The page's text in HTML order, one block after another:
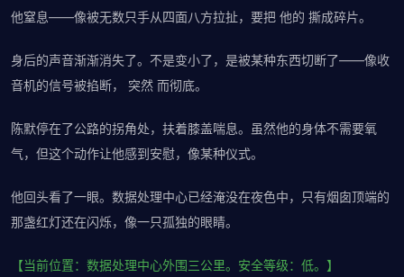
他窒息——像被无数只手从四面八方拉扯，要把 他的 撕成碎片。
身后的声音渐渐消失了。不是变小了，是被某种东西切断了——像收
音机的信号被掐断， 突然 而彻底。
陈默停在了公路的拐角处，扶着膝盖喘息。虽然他的身体不需要氧
气，但这个动作让他感到安慰，像某种仪式。
他回头看了一眼。数据处理中心已经淹没在夜色中，只有烟囱顶端的
那盏红灯还在闪烁，像一只孤独的眼睛。
【当前位置：数据处理中心外围三公里。安全等级：低。】